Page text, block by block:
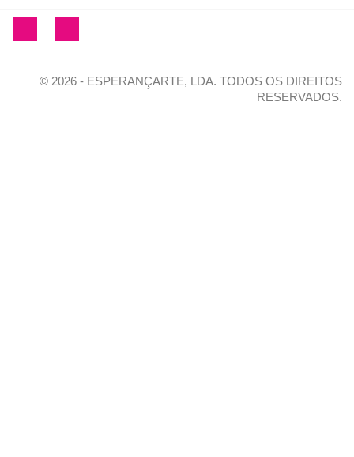
© 2026 - ESPERANÇARTE, LDA. TODOS OS DIREITOS
RESERVADOS.